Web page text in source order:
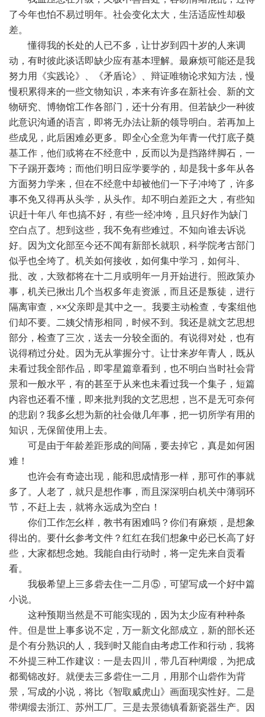
了今年也怕不易过明年。社会变化太大，生活适应性却极
差。
懂得我的长处的人已不多，让廿岁到四十岁的人来调
动，有时彼此谈话即缺少应有基本理解。最麻烦可能还是我
努力用《实践论》、《矛盾论》、辩证唯物论求知方法，慢
慢积累得来的一些文物知识，本来有许多在新社会、新的文
物研究、博物馆工作各部门，还十分有用。但若缺少一种彼
此意识沟通的语言，即将无办法让新的领导明白。若再加上
些成见，此后困难必更多。即全心全意为年青一代打底子奠
基工作，他们或将在不经意中，反而以为是挡路绊脚石，一
下子踢开轰垮；而他们明日应学要学的，却是我十多年从各
方面努力学来，但在不经意中却被他们一下子冲垮了，许多
事不免又得再从头学，从头作。却不明白差距之大，有些知
识赶十年八 年也搞不好，有些一经冲垮，且只好作为缺门
空白点了。想到这些，我不免有些难过。不知向谁去诉说
好。因为文化部至今还不闻有新部长就职，科学院考古部门
似乎也全垮了。机关如何接收，如何集中学习，如何斗、
批、改，大致都将在十二月或明年一月开始进行。照政策办
事，机关已揪出几个当权多年走资派，而且还是叛徒，进行
隔离审查，××父亲即是其中之一。我要主动检查，专案组他
们却不要。二姨父情形相同，时候不到。我还是就文艺思想
部分，检查了三次，送去一分较全面的。有说得对处，也有
说得稍过分处。因为无从掌握分寸。让廿来岁年青人，既从
未看过我全部作品，即零星篇章看到，也不明白当时社会背
景和一般水平，有的甚至于从来也未看过我一个集子，短篇
内容也还看不懂，即来批判我的文艺思想，岂不是无可奈何
的悲剧？我多幺想为新的社会做几年事，把一切所学有用的
知识，无保留使用上去。
可是由于年龄差距形成的间隔，要去掉它，真是如何困
难！
也许会有奇迹出现，能和思成情形一样，那可作的事就
多了。人老了，就只是想作事，而且深深明白机关中薄弱环
节，不赶上去，就将永远成为空白！
你们工作怎幺样，教书有困难吗？你们有麻烦，是想象
得出的。要什幺参考文件？红红在我们想象中必已长高了好
些，大家都想念她。我能自由行动时，将一定先来自贡看
看。
我极希望上三多砦去住一二月⑤，可望写成一个好中篇
小说。
这种预期当然是不可能实现的，因为太少应有种种条
件。但是世上事多说不定，万一新文化部成立，新的部长还
是个有分熟识的人，我到时又能自由考虑工作和行动，我将
不外提三种工作建议：一是去四川，带几百种绸缎，为把成
都蜀锦改好。就便去三多砦住一二月，用那个山砦作为背
景，写成的小说，将比《智取威虎山》画面现实性好。二是
带绸缎去浙江、苏州工厂。三是去景德镇看新瓷器生产。因